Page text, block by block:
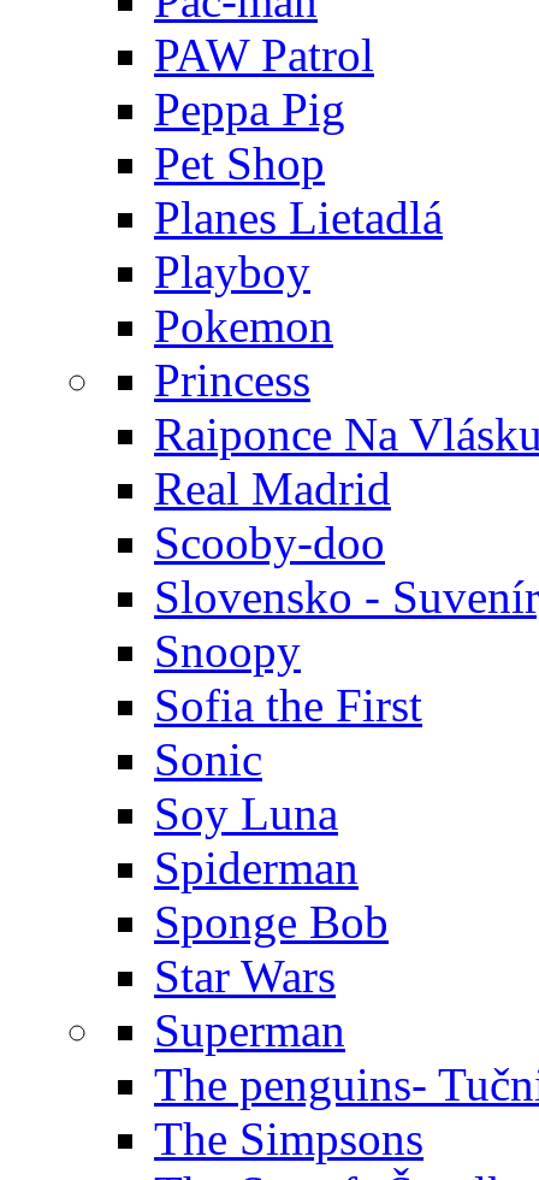
PAW Patrol
Peppa Pig
Pet Shop
Planes Lietadlá
Playboy
Pokemon
Princess
Raiponce Na
Real Madrid
Scooby-doo
Slovensko -
Snoopy
Sofia the First
Sonic
Soy Luna
Spiderman
Sponge Bob
Star Wars
Superman
The penguins-
The Simpsons